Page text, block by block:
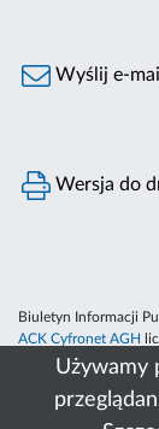
Używamy
Wyślij e-
Wersja do
Biuletyn Informacji
ACK Cyfronet AGH